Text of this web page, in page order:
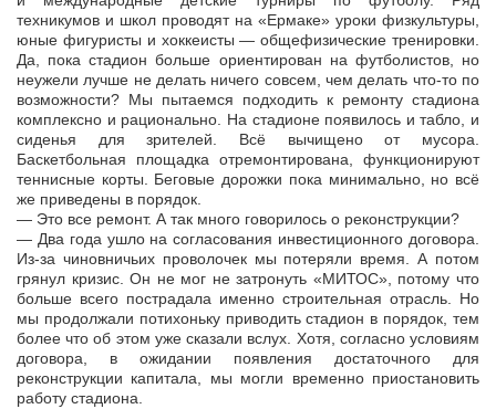
техникумов и школ проводят на «Ермаке» уроки физкультуры,
юные фигуристы и хоккеисты — общефизические тренировки.
Да, пока стадион больше ориентирован на футболистов, но
неужели лучше не делать ничего совсем, чем делать что-то по
возможности? Мы пытаемся подходить к ремонту стадиона
комплексно и рационально. На стадионе появилось и табло, и
сиденья для зрителей. Всё вычищено от мусора.
Баскетбольная площадка отремонтирована, функционируют
теннисные корты. Беговые дорожки пока минимально, но всё
же приведены в порядок.
— Это все ремонт. А так много говорилось о реконструкции?
— Два года ушло на согласования инвестиционного договора.
Из-за чиновничьих проволочек мы потеряли время. А потом
грянул кризис. Он не мог не затронуть «МИТОС», потому что
больше всего пострадала именно строительная отрасль. Но
мы продолжали потихоньку приводить стадион в порядок, тем
более что об этом уже сказали вслух. Хотя, согласно условиям
договора, в ожидании появления достаточного для
реконструкции капитала, мы могли временно приостановить
работу стадиона.